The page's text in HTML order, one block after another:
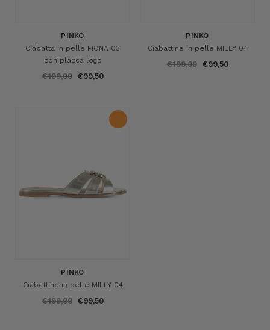
PINKO
Ciabatta in pelle FIONA 03
con placca logo
€199,00 €99,50
PINKO
Ciabattine in pelle MILLY 04
€199,00 €99,50
PINKO
Ciabattine in pelle MILLY 04
€199,00 €99,50